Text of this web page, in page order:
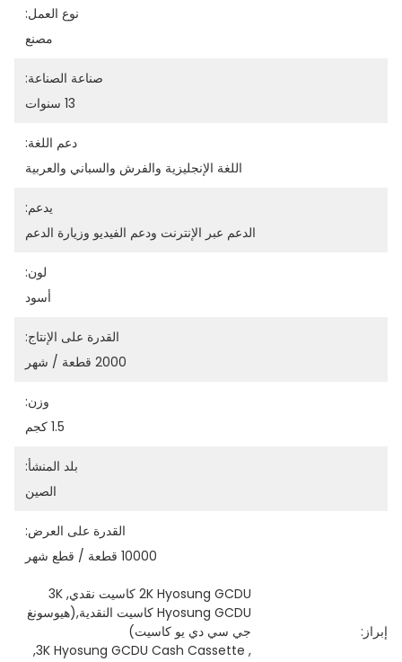
نوع العمل:
مصنع
صناعة الصناعة:
13 سنوات
دعم اللغة:
اللغة الإنجليزية والفرش والسباني والعربية
يدعم:
الدعم عبر الإنترنت ودعم الفيديو وزيارة الدعم
لون:
أسود
القدرة على الإنتاج:
2000 قطعة / شهر
وزن:
1.5 كجم
بلد المنشأ:
الصين
القدرة على العرض:
10000 قطعة / قطع شهر
إبراز:
2K Hyosung GCDU كاسيت نقدي,3K
Hyosung GCDU كاسيت النقدية,(هيوسونغ
جي سي دي يو كاسيت)
,
3K Hyosung GCDU Cash Cassette
,